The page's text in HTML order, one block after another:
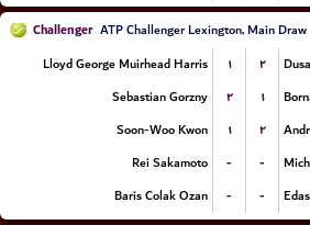
Challenger ATP Challenger Lexington, Main Draw
Lloyd George Muirhead Harris
۱ ۲
Sebastian Gorzny
۲ ۱
Soon-Woo Kwon
۱ ۲
Rei Sakamoto
- -
Baris Colak Ozan
- -